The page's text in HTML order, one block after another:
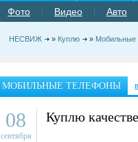
Фото Видео Авто
НЕСВИЖ » Куплю » Мобильные
МОБИЛЬНЫЕ ТЕЛЕФОНЫ
08
сентября
Куплю